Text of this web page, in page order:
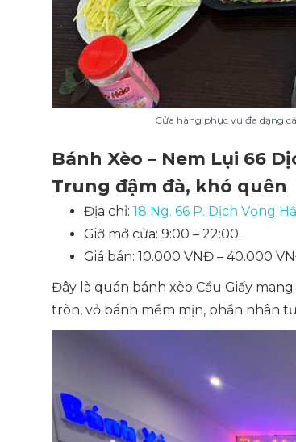
Cửa hàng phục vụ đa dạng
Bánh Xèo – Nem Lụi 66
Trung đậm đà, khó quên
Địa chỉ: 18 Ng. 66 P. Dịch Vọng
Giờ mở cửa: 9:00 – 22:00.
Giá bán: 10.000 VNĐ – 40.000
Đây là quán bánh xèo Cầu Giấy
tròn, vỏ bánh mềm mịn, phần nhân